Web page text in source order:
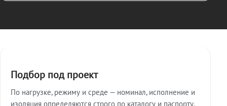
Подбор под проект
По нагрузке, режиму и среде — номинал, исполнение и
изоляция определяются строго по каталогу и паспорту.